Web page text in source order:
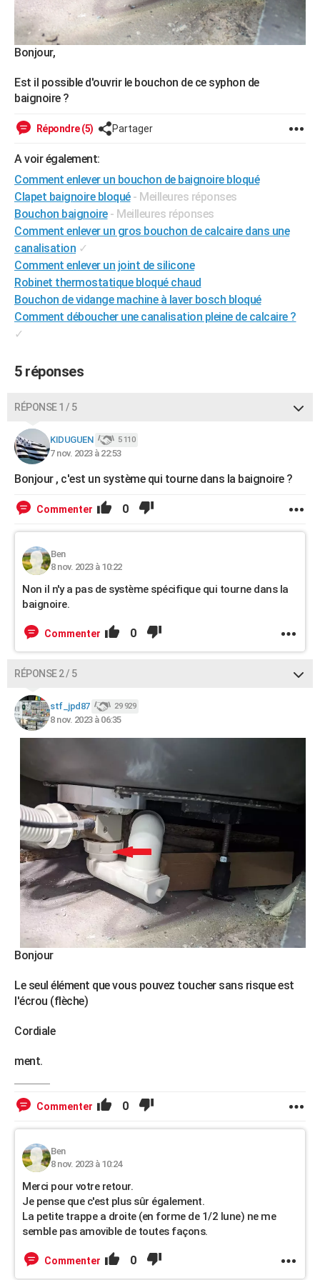
Destinations
City break
Voyage nature
Voyage de noces
Forum
Climat
PHOTO
GUIDES D'ACHAT
CARTE DE VOEUX
Carte de Noël
Carte Bonne année
Carte Saint-Valentin
Carte Pâques
Carte d'anniversaire
DICTIONNAIRE
Dictionnaire
Biographies
Citations
Expressions
Proverbes
PROGRAMME TV
COPAINS D'AVANT
S'inscrire
Se connecter
Lycées
Collèges
Primaires
Universités
Entreprises
Service militaire
Avis de recherche
AVIS DE DÉCÈS
FORUM
Bricolage
Lifestyle
Culture
Sport
Auto
Television
Voyage
Cinema
Bonjour,
Est il possible d'ouvrir le bouchon de ce syphon de
baignoire ?
Répondre (5) Partager
A voir également:
Comment enlever un bouchon de baignoire bloqué
Clapet baignoire bloqué - Meilleures réponses
Bouchon baignoire - Meilleures réponses
Comment enlever un gros bouchon de calcaire dans une
canalisation ✓
Comment enlever un joint de silicone
Robinet thermostatique bloqué chaud
Bouchon de vidange machine à laver bosch bloqué
Comment déboucher une canalisation pleine de calcaire ?
✓
5 réponses
RÉPONSE 1 / 5
KIDUGUEN 5 110
7 nov. 2023 à 22:53
Bonjour , c'est un système qui tourne dans la baignoire ?
Commenter 0
Ben
8 nov. 2023 à 10:22
Non il n'y a pas de système spécifique qui tourne dans la
baignoire.
Commenter 0
RÉPONSE 2 / 5
stf_jpd87 29 929
8 nov. 2023 à 06:35
Bonjour
Le seul élément que vous pouvez toucher sans risque est
l'écrou (flèche)
Cordiale
ment.
Commenter 0
Ben
8 nov. 2023 à 10:24
Merci pour votre retour.
Je pense que c'est plus sûr également.
La petite trappe a droite (en forme de 1/2 lune) ne me
semble pas amovible de toutes façons.
Commenter 0